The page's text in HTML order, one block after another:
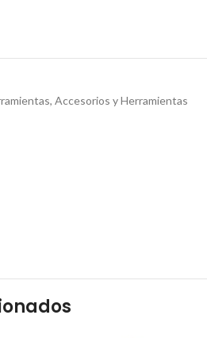
, Accesorios y Herramientas